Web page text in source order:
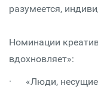
разумеется,
Номинации
вдохновляет»:
· «Люди, несущие